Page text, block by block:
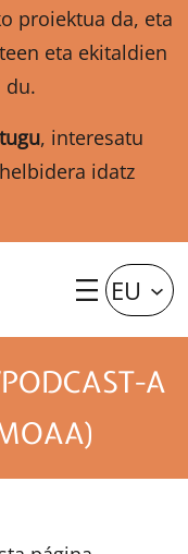
proiektua da, eta
eta ekitaldien
du.
, interesatu
helbidera idatz
EU
A